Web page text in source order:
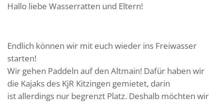
Hallo liebe Wasserratten und Eltern!
Endlich können wir mit euch wieder ins Freiwasser
starten!
Wir gehen Paddeln auf den Altmain! Dafür haben wir
die Kajaks des KjR Kitzingen gemietet, darin
ist allerdings nur begrenzt Platz. Deshalb möchten wir